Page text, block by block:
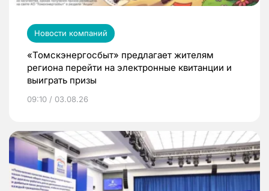
Новости компаний
«Томскэнергосбыт» предлагает жителям
региона перейти на электронные квитанции и
выиграть призы
09:10 / 03.08.26